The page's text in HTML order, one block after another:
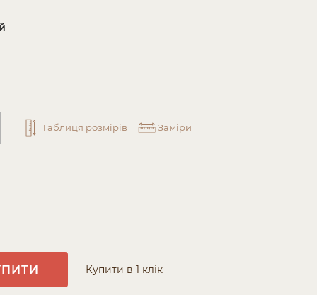
Таблиця розмірів Заміри
Купити в 1 клік